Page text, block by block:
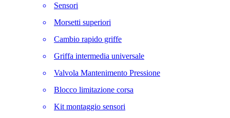
Sensori
Morsetti superiori
Cambio rapido griffe
Griffa intermedia universale
Valvola Mantenimento Pressione
Blocco limitazione corsa
Kit montaggio sensori